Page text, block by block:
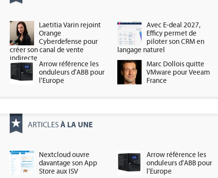
Laetitia Varin rejoint
Orange
Cyberdefense pour
créer son canal de vente
indirecte
Avec E-deal 2027,
Efficy permet de
piloter son CRM en
langage naturel
Arrow référence les
onduleurs d'ABB pour
l'Europe
Marc Dollois quitte
VMware pour Veeam
France
ARTICLES À LA UNE
Nextcloud ouvre
davantage son App
Store aux ISV
Arrow référence les
onduleurs d'ABB pour
l'Europe